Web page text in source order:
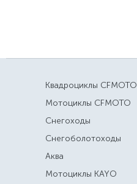
Квадроциклы CFMOTO
Мотоциклы CFMOTO
Снегоходы
Снегоболотоходы
Аква
Мотоциклы KAYO